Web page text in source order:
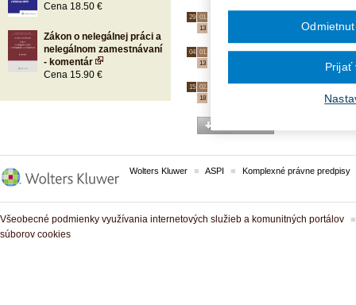
Cena 18.50 €
Zákon o nelegálnej práci a
nelegálnom zamestnávaní
- komentár
Cena 15.90 €
29. 01.
13
04. 01.
13
Mandátna zmluva a odvody
15. 02.
18
Odvody do poisťovní
Wolters Kluwer ASPI Komplexné právne predpisy
Všeobecné podmienky využívania internetových služieb a komunitných portálov
súborov cookies
Prijať